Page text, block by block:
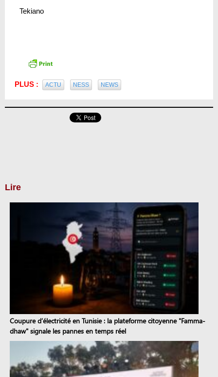
Tekiano
PLUS : ACTU NESS NEWS
Lire
Coupure d’électricité en Tunisie : la plateforme citoyenne "Famma-
dhaw" signale les pannes en temps réel